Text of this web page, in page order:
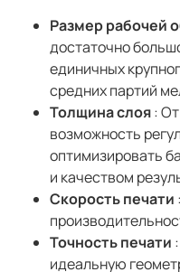
Размер рабочей
достаточно
единичных
средних партий
Толщина слоя:
возможность
оптимизировать
и качеством
Скорость печати
Точность печати
идеальную